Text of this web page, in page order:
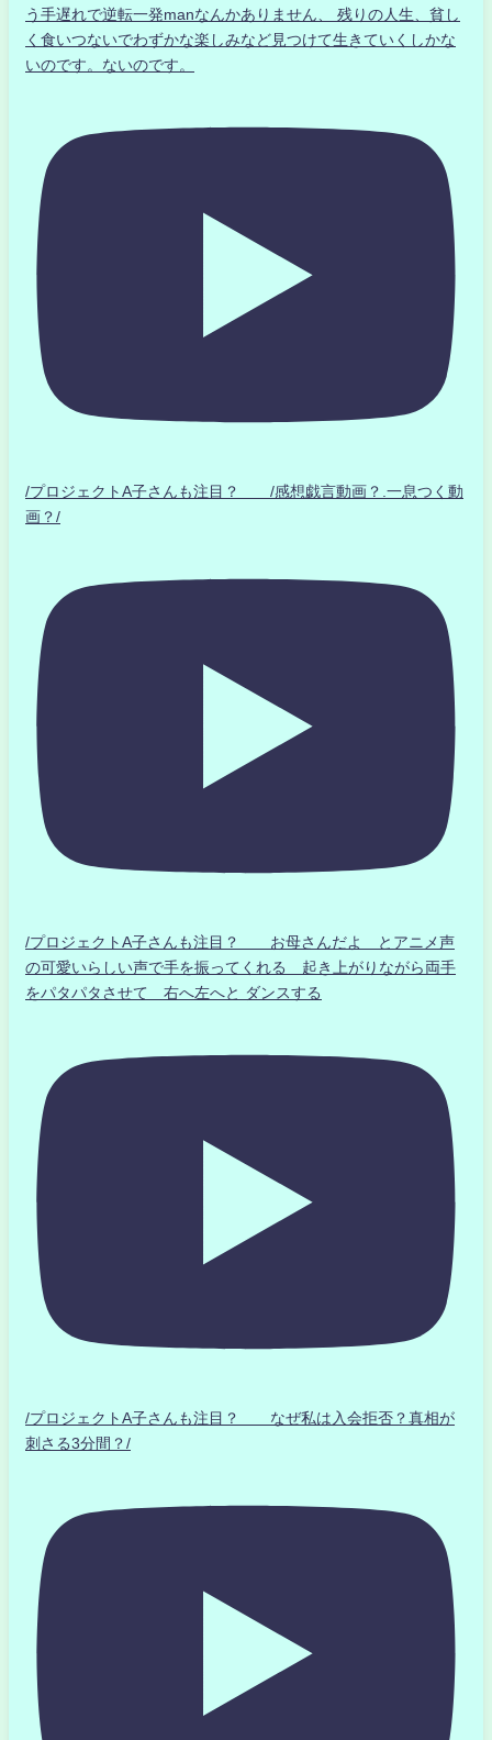
う手遅れで逆転一発manなんかありません、 残りの人生、貧し
く食いつないでわずかな楽しみなど見つけて生きていくしかな
いのです。ないのです。
/プロジェクトA子さんも注目？ /感想戯言動画？.一息つく動
画？/
/プロジェクトA子さんも注目？ お母さんだよ とアニメ声
の可愛いらしい声で手を振ってくれる 起き上がりながら両手
をパタパタさせて 右へ左へと ダンスする
/プロジェクトA子さんも注目？ なぜ私は入会拒否？真相が
刺さる3分間？/